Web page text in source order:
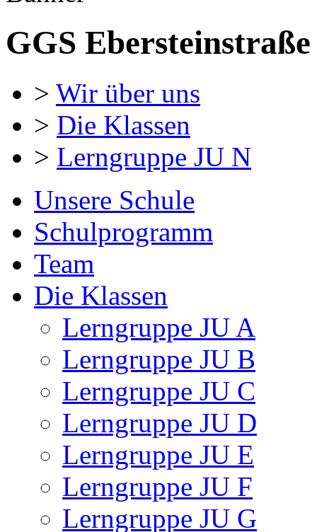
GGS Ebersteinstraße
> Wir über uns
> Die Klassen
> Lerngruppe JU N
Unsere Schule
Schulprogramm
Team
Die Klassen
Lerngruppe JU A
Lerngruppe JU B
Lerngruppe JU C
Lerngruppe JU D
Lerngruppe JU E
Lerngruppe JU F
Lerngruppe JU G